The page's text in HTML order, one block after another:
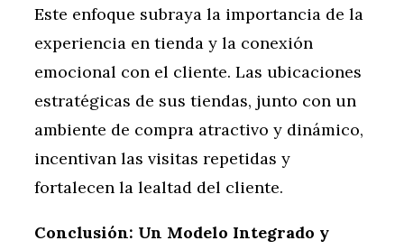
Este enfoque subraya la importancia de la
experiencia en tienda y la conexión
emocional con el cliente. Las ubicaciones
estratégicas de sus tiendas, junto con un
ambiente de compra atractivo y dinámico,
incentivan las visitas repetidas y
fortalecen la lealtad del cliente.
Conclusión: Un Modelo Integrado y